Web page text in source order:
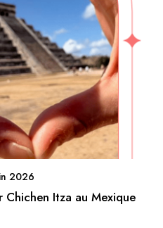
2026
Itza au Mexique